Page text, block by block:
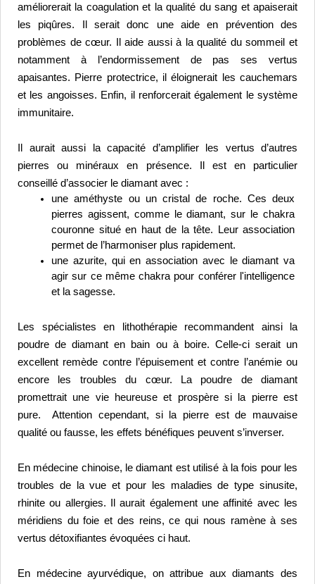
améliorerait la coagulation et la qualité du sang et apaiserait
les piqûres. Il serait donc une aide en prévention des
problèmes de cœur.
Il aide aussi à la qualité du sommeil et
notamment à l’endormissement de pas ses vertus
apaisantes. Pierre protectrice, il éloignerait les cauchemars
et les angoisses. Enfin, il renforcerait également le système
immunitaire.
Il aurait aussi la capacité d’amplifier les vertus d’autres
pierres ou minéraux en présence.
Il est en particulier
conseillé d’associer le diamant avec :
une améthyste ou un cristal de roche. Ces deux
pierres agissent, comme le diamant, sur le chakra
couronne situé en haut de la tête. Leur association
permet de l’harmoniser plus rapidement.
une azurite, qui en association avec le diamant va
agir sur ce même chakra pour conférer l'intelligence
et la sagesse.
Les spécialistes en lithothérapie recommandent ainsi la
poudre de diamant en bain ou à boire. Celle-ci serait un
excellent remède contre l’épuisement et contre l’anémie ou
encore les troubles du cœur.
La poudre de diamant
promettrait une vie heureuse et prospère si la pierre est
pure. Attention cependant, si la pierre est de mauvaise
qualité ou fausse, les effets bénéfiques peuvent s’inverser.
En médecine chinoise, le diamant est utilisé à la fois pour les
troubles de la vue et pour les maladies de type sinusite,
rhinite ou allergies.
Il aurait également une affinité avec les
méridiens du foie et des reins, ce qui nous ramène à ses
vertus détoxifiantes évoquées ci haut.
En médecine ayurvédique, on attribue aux diamants des